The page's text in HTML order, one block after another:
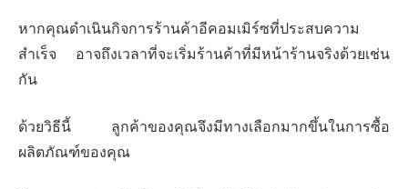
หากคุณดำเนินกิจการร้านค้าอีคอมเมิร์ซที่ประสบความ
สำเร็จ อาจถึงเวลาที่จะเริ่มร้านค้าที่มีหน้าร้านจริงด้วยเช่น
กัน
ด้วยวิธีนี้ ลูกค้าของคุณจึงมีทางเลือกมากขึ้นในการซื้อ
ผลิตภัณฑ์ของคุณ